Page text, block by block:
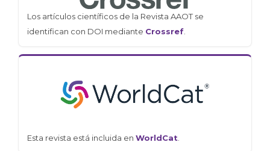
Los artículos científicos de la Revista AAOT se
identifican con DOI mediante Crossref
Esta revista está incluida en WorldCat